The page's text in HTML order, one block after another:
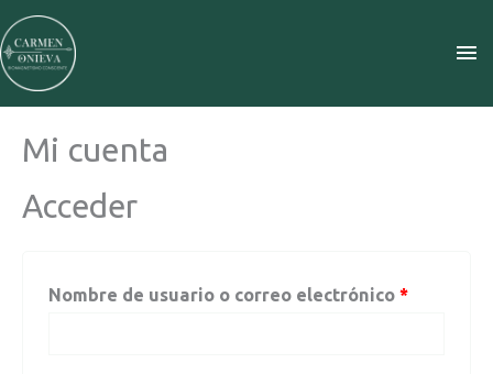
al
contenido
Mi cuenta
Acceder
Nombre de usuario o correo electrónico *
Obligatorio